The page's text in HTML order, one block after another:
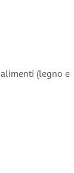
(legno e